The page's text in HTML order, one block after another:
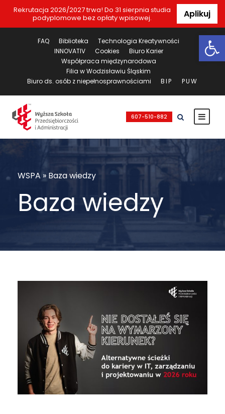
Rekrutacja 2026/2027 trwa! Do 31 sierpnia studia
podyplomowe bez opłaty wpisowej.
Aplikuj
FAQ Biblioteka
Technologia Kreatywności
INNOVATIV
Cookies
Biuro Karier
Współpraca międzynarodowa
Filia w Wodzisławiu Śląskim
Biuro ds. osób z niepełnosprawnościami
BIP PUW
607-510-882
WSPA » Baza wiedzy
Baza wiedzy